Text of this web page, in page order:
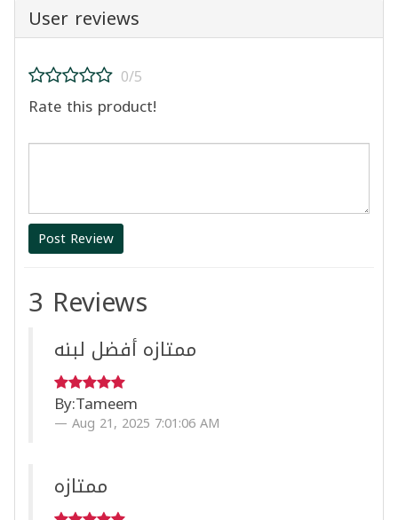
User reviews
0/5
Rate this product!
Post Review
3 Reviews
ممتازه أفضل لبنه
By:Tameem
Aug 21, 2025 7:01:06 AM
ممتازه